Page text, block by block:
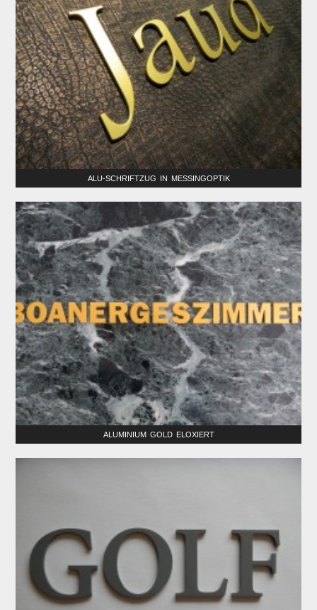
ALU-SCHRIFTZUG IN MESSINGOPTIK
ALUMINIUM GOLD ELOXIERT